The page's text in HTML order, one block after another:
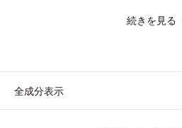
おいを与え、バリア機能を維持。ニ
ら成分を放出する特殊技術によって
続きを見る
全成分表示